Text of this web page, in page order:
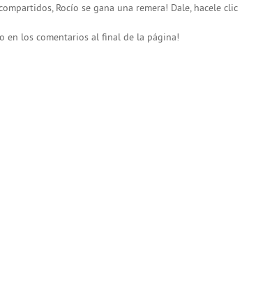
Rocío se gana una remera! Dale, hacele clic
en los comentarios al final de la página!